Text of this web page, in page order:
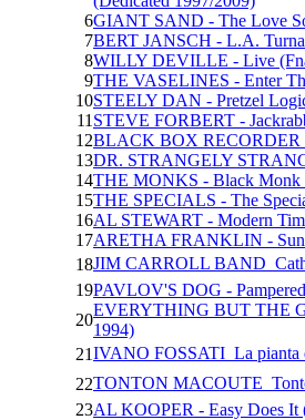
6GIANT SAND - The Love
7BERT JANSCH - L.A.
8WILLY DEVILLE - Live
9THE VASELINES - Enter
10STEELY DAN - Pretzel
11 STEVE FORBERT -
12BLACK BOX RECORDER
13DR. STRANGELY
14THE MONKS - Black Monk
15THE SPECIALS - The
16AL STEWART - Modern
17ARETHA FRANKLIN -
18JIM CARROLL BAND 
19PAVLOV'S DOG -
20
EVERYTHING BUT THE
1994)
21IVANO FOSSATI  La
22TONTON MACOUTE 
23AL KOOPER - Easy Does It